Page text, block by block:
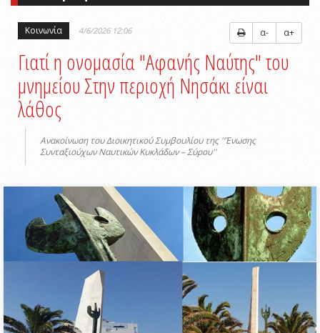
Κοινωνία 4/6/2026 12:06 α- α+
Γιατί η ονομασία "Αφανής Ναύτης" του
μνημείου Στην περιοχή Νησάκι είναι
λάθος
Ανακοίνωση του Διοικητικού Συμβουλίου της ''Ένωσης
Συνταξιούχων Ναυτικών Κυκλάδων – Σύρου''